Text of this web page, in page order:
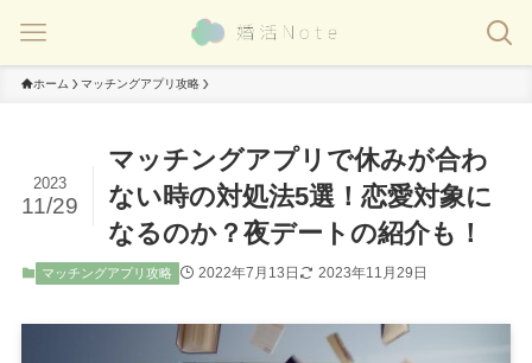
ホーム マッチングアプリ攻略
マッチングアプリで休みが合わ
ない時の対処法5選！恋愛対象に
なるのか？夜デートの紹介も！
2023
11/29
マッチングアプリ攻略 2022年7月13日 2023年11月29日